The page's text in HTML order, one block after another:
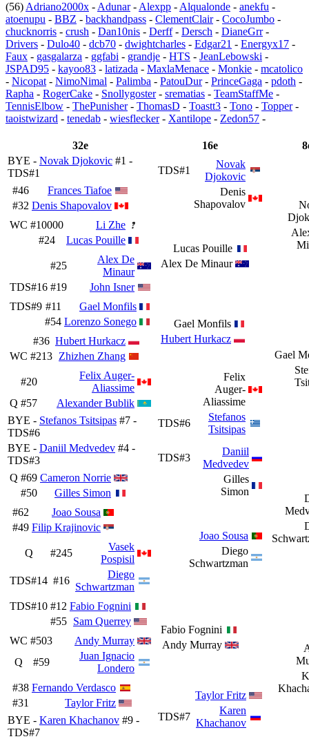
(56) Adriano2000x - Adunar- Alexpp - Alqualonde - anekfu -
atoenupu - BBZ - backhandpass - ClementClair- CocoJumbo -
chucknorris - crush - Dan10nis - Derff- Dersch - DianeGrr-
Drivers - Dulo40 - dcb70 - dwightcharles - Edgar21 - Energyx17 -
Faux - gasgalarza - ggfabi - grandje - HTS - JeanLebowski -
JSPAD95 - kayoo83 - latizada - MaxlaMenace - Monkie - mcatolico
- Nicopat - NimoNimal - Palimba - PatouDur- PrinceGaga - pdoth -
Rapha - RogerCake - Snollygoster- srematias - TeamStaffMe -
TennisElbow - ThePunisher- ThomasD - Toastt3 - Tono - Topper-
taoistwizard - tenedab - wiesflecker- Xantilope - Zedon57 -
32e 16e
BYE - Novak Djokovic #1 -
TDS#1
TDS#1
Novak
Djokovic
Denis
Shapovalov
#46
Frances Tiafoe
#32 Denis Shapovalov
WC #10000
Li Zhe
#24
Lucas Pouille
Lucas Pouille
Alex De Minaur
#25
Alex De
Minaur
TDS#16 #19
John Isner
TDS#9 #11
Gael Monfils
#54 Lorenzo Sonego
Gael Monfils
Hubert Hurkacz
Gael
#36 Hubert Hurkacz
WC #213 Zhizhen Zhang
#20
Felix Auger-
Aliassime
Q #57 Alexander Bublik
Felix
Auger-
Aliassime
TDS#6
Stefanos
Tsitsipas
BYE - Stefanos Tsitsipas #7 -
TDS#6
BYE - Daniil Medvedev #4 -
TDS#3
TDS#3
Daniil
Medvedev
Gilles
Simon
Q #69 Cameron Norrie
#50
Gilles Simon
#62
Joao Sousa
#49 Filip Krajinovic
Joao Sousa
Diego
Schwartzman
Q #245
Vasek
Pospisil
TDS#14 #16
Diego
Schwartzman
TDS#10 #12 Fabio Fognini
#55 Sam Querrey
Fabio Fognini
Andy Murray
WC #503
Andy Murray
Q
#59
Juan Ignacio
Londero
#38 Fernando Verdasco
#31
Taylor Fritz
Taylor Fritz
TDS#7
Karen
Khachanov
BYE - Karen Khachanov #9 -
TDS#7